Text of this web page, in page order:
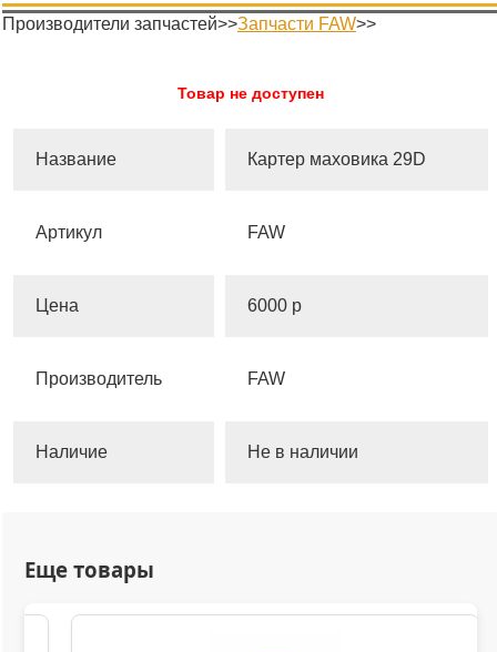
Производители запчастей>>Запчасти FAW>>
Товар не доступен
Название Картер маховика 29D
Артикул FAW
Цена 6000 р
Производитель FAW
Наличие Не в наличии